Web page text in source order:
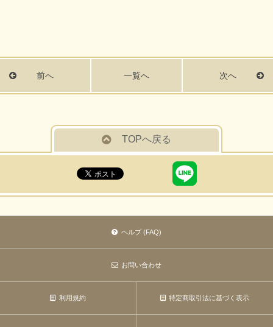
前へ 一覧へ 次へ
TOPへ戻る
ヘルプ (FAQ)
お問い合わせ
利用規約 特定商取引法に基づく表示